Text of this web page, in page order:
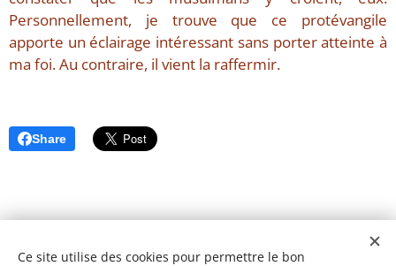
Personnellement, je trouve que ce protévangile
apporte un éclairage intéressant sans porter atteinte à
ma foi. Au contraire, il vient la raffermir.
Share
Ce site utilise des cookies pour permettre le bon